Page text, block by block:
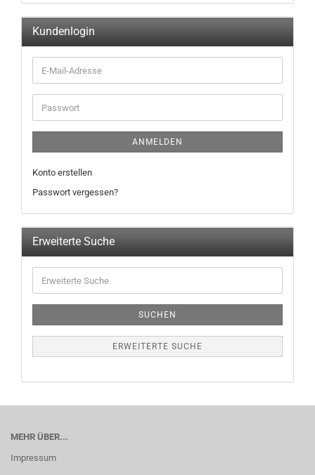
Kundenlogin
ANMELDEN
Konto erstellen
Passwort vergessen?
Erweiterte Suche
SUCHEN
ERWEITERTE SUCHE
MEHR ÜBER...
Impressum